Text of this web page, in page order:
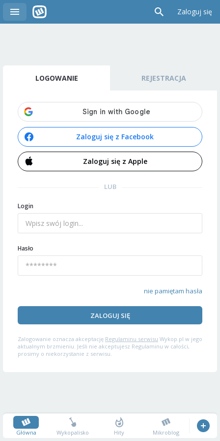
Zaloguj się
LOGOWANIE REJESTRACJA
Zaloguj się z Facebook
Zaloguj się z Apple
LUB
Login
Hasło
nie pamiętam hasła
ZALOGUJ SIĘ
Zalogowanie oznacza akceptację Regulaminu serwisu Wykop.pl w jego
aktualnym brzmieniu. Jeśli nie akceptujesz Regulaminu w całości,
prosimy o niekorzystanie z serwisu.
Główna Wykopalisko Hity Mikroblog